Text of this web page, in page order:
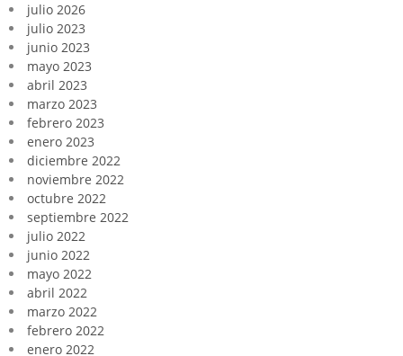
julio 2026
julio 2023
junio 2023
mayo 2023
abril 2023
marzo 2023
febrero 2023
enero 2023
diciembre 2022
noviembre 2022
octubre 2022
septiembre 2022
julio 2022
junio 2022
mayo 2022
abril 2022
marzo 2022
febrero 2022
enero 2022